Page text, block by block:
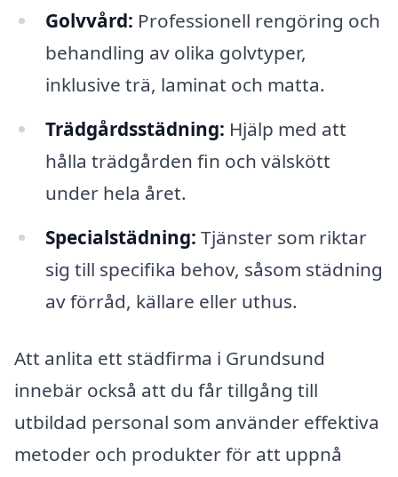
Golvvård: Professionell rengöring och
behandling av olika golvtyper,
inklusive trä, laminat och matta.
Trädgårdsstädning: Hjälp med att
hålla trädgården fin och välskött
under hela året.
Specialstädning: Tjänster som riktar
sig till specifika behov, såsom städning
av förråd, källare eller uthus.
Att anlita ett städfirma i Grundsund
innebär också att du får tillgång till
utbildad personal som använder effektiva
metoder och produkter för att uppnå